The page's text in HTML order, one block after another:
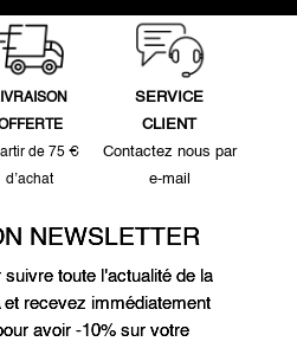
de 75 €
d’achat
SERVICE
CLIENT
Contactez nous par
e-mail
NEWSLETTER
toute l'actualité de la
recevez immédiatement
avoir -10% sur votre